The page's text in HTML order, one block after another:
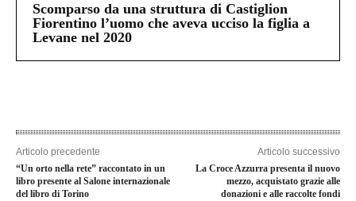
Scomparso da una struttura di Castiglion
Fiorentino l’uomo che aveva ucciso la figlia a
Levane nel 2020
Articolo precedente
“Un orto nella rete” raccontato in un
libro presente al Salone internazionale
del libro di Torino
Articolo successivo
La Croce Azzurra presenta il nuovo
mezzo, acquistato grazie alle
donazioni e alle raccolte fondi